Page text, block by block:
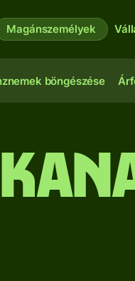
Magánszemélyek
böngészése